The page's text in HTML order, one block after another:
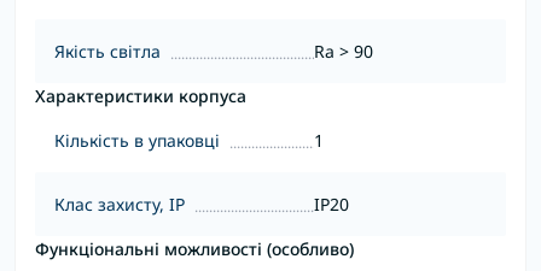
Якість світла
Ra > 90
Характеристики корпуса
Кількість в упаковці
1
Клас захисту, IP
IP20
Функціональні можливості (особливо)